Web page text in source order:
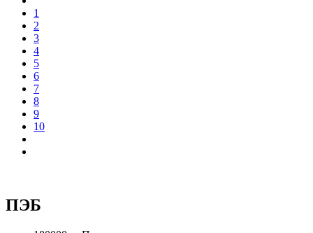
1
2
3
4
5
6
7
8
9
10
ПЭБ